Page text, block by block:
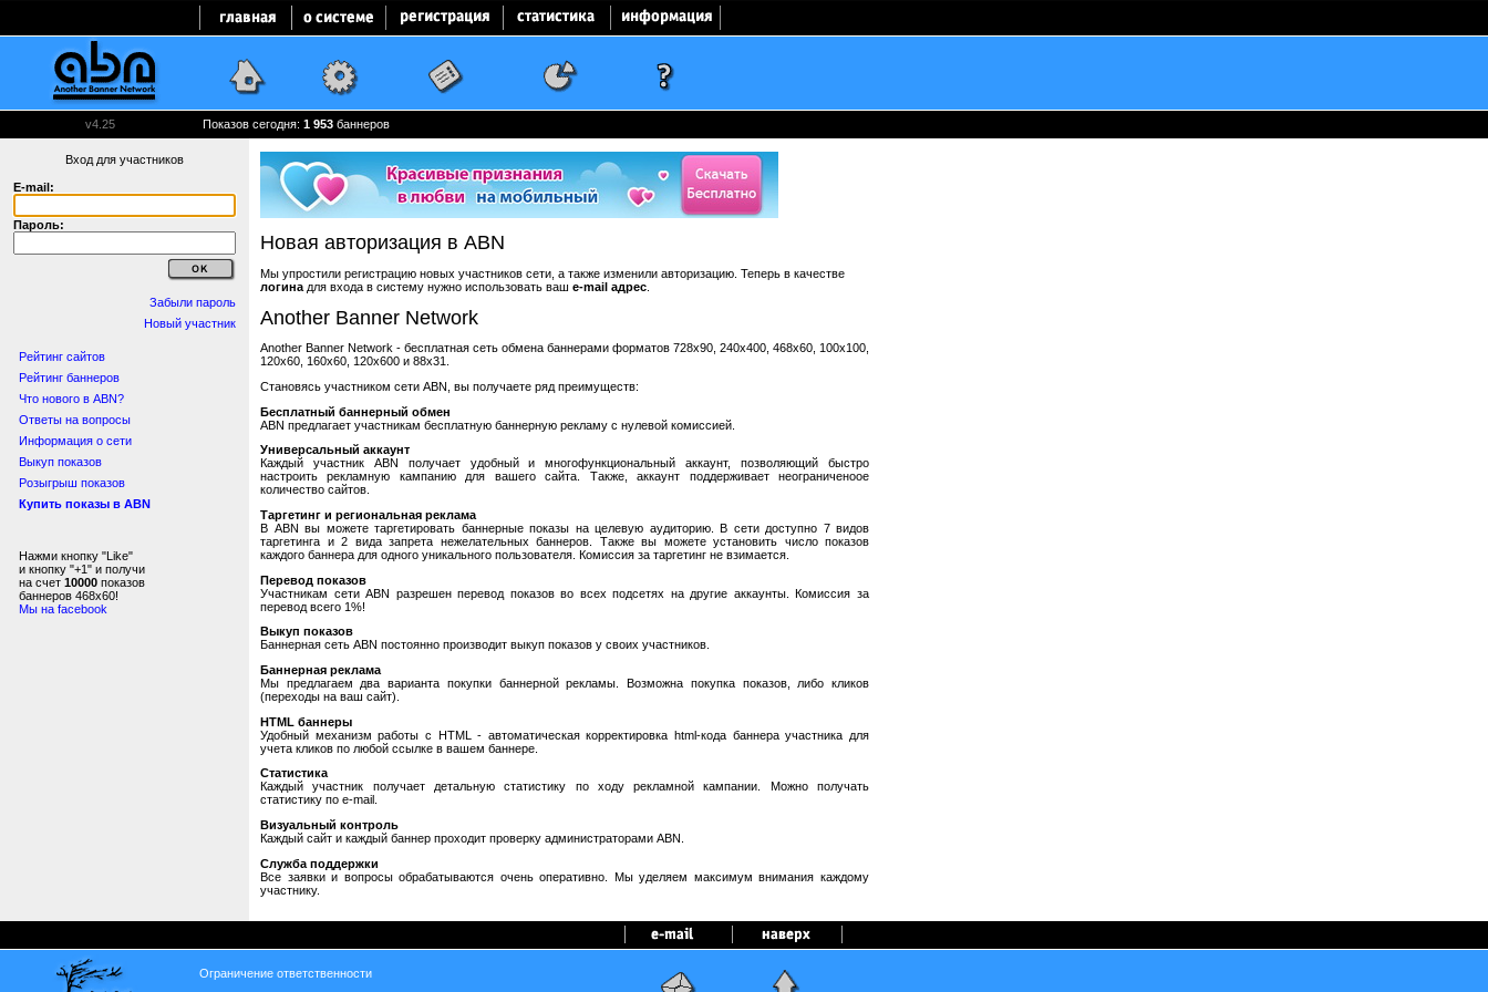
v4.25 Показов сегодня: 1 953 баннеров
Вход для участников
E-mail:
Пароль:
Забыли пароль
Новый участник
Рейтинг сайтов
Рейтинг баннеров
Что нового в ABN?
Ответы на вопросы
Информация о сети
Выкуп показов
Розыгрыш показов
Купить показы в ABN
Нажми кнопку "Like"
и кнопку "+1" и получи
на счет 10000 показов
баннеров 468x60!
Мы на facebook
Новая авторизация в ABN
Мы упростили регистрацию новых участников сети, а также изменили авторизацию. Теперь в качестве
логина для входа в систему нужно использовать ваш e-mail адрес
Another Banner Network
Another Banner Network - бесплатная сеть обмена баннерами форматов 728x90, 240x400, 468x60, 100x100,
120x60, 160x60, 120x600 и 88x31.
Становясь участником сети ABN, вы получаете ряд преимуществ:
Бесплатный баннерный обмен
ABN предлагает участникам бесплатную баннерную рекламу с нулевой комиссией.
Универсальный аккаунт
Каждый участник ABN получает удобный и многофункциональный аккаунт, позволяющий быстро
настроить рекламную кампанию для вашего сайта. Также, аккаунт поддерживает неограниченоое
количество сайтов.
Таргетинг и региональная реклама
В ABN вы можете таргетировать баннерные показы на целевую аудиторию. В сети доступно 7 видов
таргетинга и 2 вида запрета нежелательных баннеров. Также вы можете установить число показов
каждого баннера для одного уникального пользователя. Комиссия за таргетинг не взимается.
Перевод показов
Участникам сети ABN разрешен перевод показов во всех подсетях на другие аккаунты. Комиссия за
перевод всего 1%!
Выкуп показов
Баннерная сеть ABN постоянно производит выкуп показов у своих участников.
Баннерная реклама
Мы предлагаем два варианта покупки баннерной рекламы. Возможна покупка показов, либо кликов
(переходы на ваш сайт).
HTML баннеры
Удобный механизм работы с HTML - автоматическая корректировка html-кода баннера участника для
учета кликов по любой ссылке в вашем баннере.
Статистика
Каждый участник получает детальную статистику по ходу рекламной кампании. Можно получать
статистику по e-mail.
Визуальный контроль
Каждый сайт и каждый баннер проходит проверку администраторами ABN.
Служба поддержки
Все заявки и вопросы обрабатываются очень оперативно. Мы уделяем максимум внимания каждому
участнику.
Ограничение ответственности